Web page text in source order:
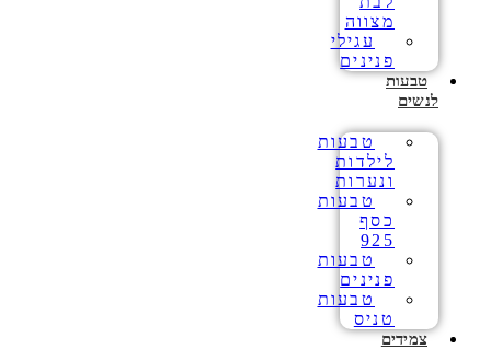
מצווה
עגילי
פנינים
טבעות
לנשים
טבעות
לילדות
ונערות
טבעות
כסף
925
טבעות
פנינים
טבעות
טניס
צמידים